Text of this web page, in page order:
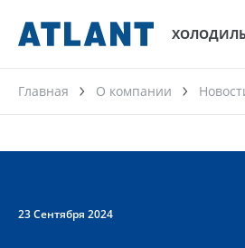
Главная О компании
23 Сентября 2024